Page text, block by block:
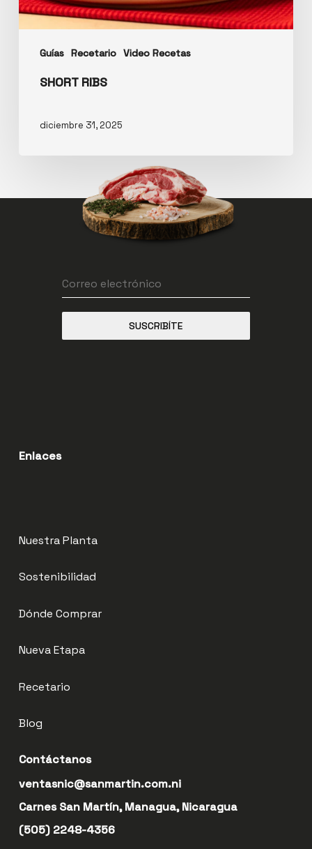
Guías Recetario Video Recetas
SHORT RIBS
diciembre 31, 2025
SUSCRIBÍTE
Enlaces
Nuestra Planta
Sostenibilidad
Dónde Comprar
Nueva Etapa
Recetario
Blog
Contáctanos
ventasnic@sanmartin.com.ni
Carnes San Martín, Managua, Nicaragua
(505) 2248-4356